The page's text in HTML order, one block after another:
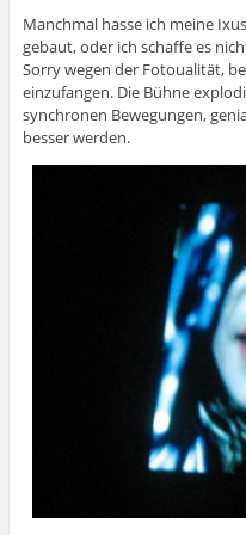
Manchmal hasse ich meine
gebaut, oder ich schaffe es
Sorry wegen der Fotoualität,
einzufangen. Die Bühne
synchronen Bewegungen,
besser werden.